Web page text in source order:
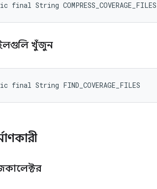
String COMPRESS_COVERAGE_FILES
খুঁজুন
String FIND_COVERAGE_FILES